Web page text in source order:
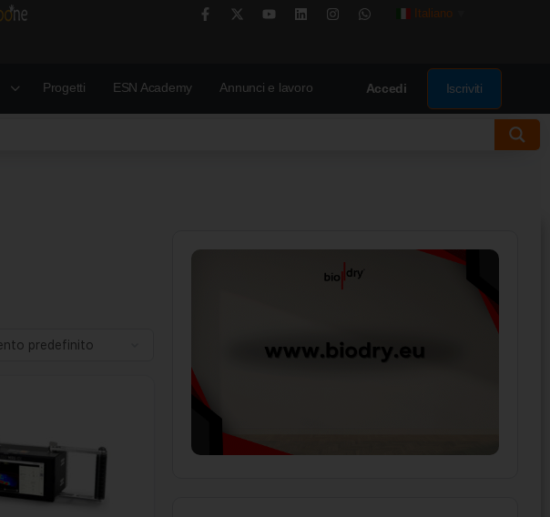
Italiano
Progetti ESN Academy Annunci e lavoro Accedi Iscriviti